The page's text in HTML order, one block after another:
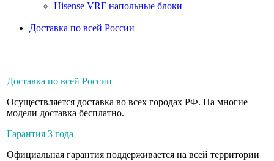
Hisense VRF напольные блоки
Доставка по всей России
Доставка по всей России
Осуществляется доставка во всех городах РФ. На многие
модели доставка бесплатно.
Гарантия 3 года
Официальная гарантия поддерживается на всей территории